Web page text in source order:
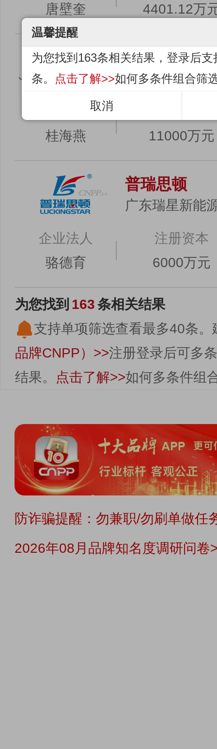
唐壁奎
4401.12万
聚腾
广东聚腾环保
企业法人
桂海燕
11000万元
普瑞思顿
广东瑞星新能
企业法人
骆德育
注册资本
6000万元
为您找到 163条相关结果
支持单项筛选查看最多40条。
品牌CNPP）>>注册登录后可多
结果。
点击了解>>如何多条件组
防诈骗提醒：勿兼职/勿刷单做任
2026年08月品牌知名度调研问卷
温馨提醒
为您找到163条相关结果，登录后
条。
点击了解>>如何多条件组合筛
取消